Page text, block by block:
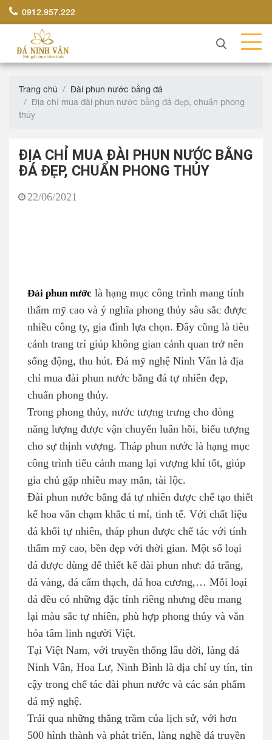
0912.957.222
Trang chủ
Đài phun nước bằng đá
Địa chỉ mua đài phun nước bằng đá đẹp, chuẩn phong
thủy
ĐỊA CHỈ MUA ĐÀI PHUN NƯỚC BẰNG
ĐÁ ĐẸP, CHUẨN PHONG THỦY
22/06/2021
Đài phun nước là hạng mục công trình mang tính
thẩm mỹ cao và ý nghĩa phong thủy sâu sắc được
nhiều công ty, gia đình lựa chọn. Đây cũng là tiêu
cảnh trang trí giúp không gian cảnh quan trở nên
sống động, thu hút. Đá mỹ nghệ Ninh Vân là địa
chỉ mua đài phun nước bằng đá tự nhiên đẹp,
chuẩn phong thủy.
Trong phong thủy, nước tượng trưng cho dòng
năng lượng được vận chuyển luân hồi, biểu tượng
cho sự thịnh vượng. Tháp phun nước là hạng mục
công trình tiểu cảnh mang lại vượng khí tốt, giúp
gia chủ gặp nhiều may mắn, tài lộc.
Đài phun nước bằng đá tự nhiên được chế tạo thiết
kế hoa văn chạm khắc tỉ mỉ, tinh tế. Với chất liệu
đá khối tự nhiên, tháp phun được chế tác với tính
thẩm mỹ cao, bền đẹp với thời gian. Một số loại
đá được dùng để thiết kế đài phun như: đá trắng,
đá vàng, đá cẩm thạch, đá hoa cương,… Mỗi loại
đá đều có những đặc tính riêng nhưng đều mang
lại màu sắc tự nhiên, phù hợp phong thủy và văn
hóa tâm linh người Việt.
Tại Việt Nam, với truyền thống lâu đời, làng đá
Ninh Vân, Hoa Lư, Ninh Bình là địa chỉ uy tín, tin
cậy trong chế tác đài phun nước và các sản phẩm
đá mỹ nghệ.
Trải qua những thăng trầm của lịch sử, với hơn
500 hình thành và phát triển, làng nghề đá truyền